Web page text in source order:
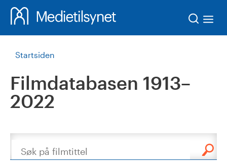
Startsiden
Filmdatabasen 1913–
2022
Søk